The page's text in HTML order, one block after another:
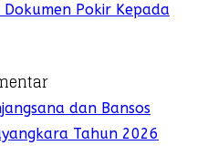
Dokumen Pokir Kepada
dan Bansos
Tahun 2026